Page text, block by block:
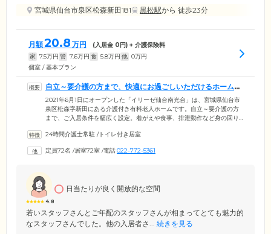
宮城県仙台市泉区松森新田181
黒松駅から 徒歩23分
月額20.8 万円 (入居金 0円) + 介護保険料
家 7.5万円 管 7.6万円 食 5.8万円 他 0万円
個室 / 基本プラン
自立～要介護の方まで、快適にお過ごしいただけるホームで
す
2021年6月1日にオープンした「イリーゼ仙台南光台」は、宮城県仙台市
泉区松森字新田にある介護付き有料老人ホームです。自立～要介護の方
まで、ご入居条件を幅広く設定。着がえや食事、排泄動作など身の回り
快適にお過ごしいただけるよう居住空間を整備しています。また、ご入
駐。身体的な介護サポートはもちろんこと、アクティビティのお誘いや
24時間介護士常駐 /トイレ付き居室
定員72名 /居室72室 /電話022-772-5361
4.8
日当たりが良く開放的な空間
若いスタッフさんとご年配のスタッフさんが相まってとても魅力的
なスタッフさんでした。他の入居者さ... 続きを見る